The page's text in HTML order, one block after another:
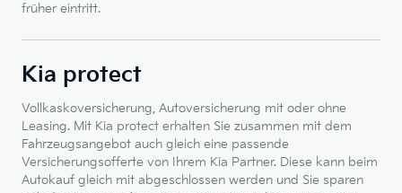
früher eintritt.
Kia protect
Vollkaskoversicherung, Autoversicherung mit oder ohne
Leasing. Mit Kia protect erhalten Sie zusammen mit dem
Fahrzeugsangebot auch gleich eine passende
Versicherungsofferte von Ihrem Kia Partner. Diese kann beim
Autokauf gleich mit abgeschlossen werden und Sie sparen